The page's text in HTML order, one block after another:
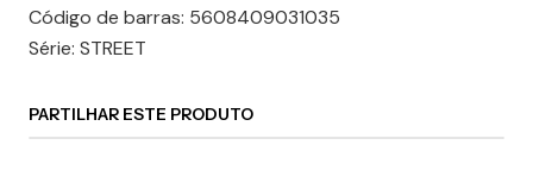
Código de barras: 5608409031035
Série: STREET
PARTILHAR ESTE PRODUTO